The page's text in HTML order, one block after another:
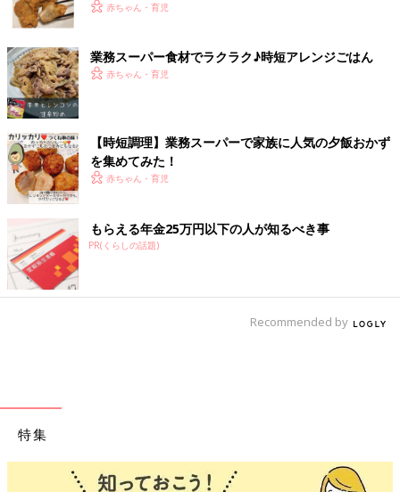
赤ちゃん・育児
業務スーパー食材でラクラク♪時短アレンジごはん
赤ちゃん・育児
【時短調理】業務スーパーで家族に人気の夕飯おかず
を集めてみた！
赤ちゃん・育児
もらえる年金25万円以下の人が知るべき事
PR(くらしの話題)
Recommended by
特集